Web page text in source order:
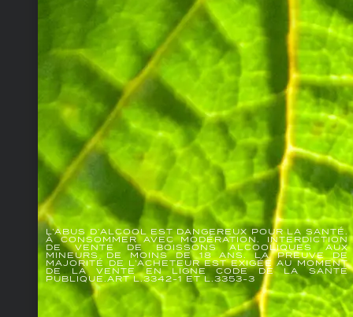
L’ABUS D’ALCOOL EST DANGEREUX POUR LA SANTÉ.
À CONSOMMER AVEC MODÉRATION. INTERDICTION
DE VENTE DE BOISSONS ALCOOLIQUES AUX
MINEURS DE MOINS DE 18 ANS. LA PREUVE DE
MAJORITÉ DE L’ACHETEUR EST EXIGÉE AU MOMENT
DE LA VENTE EN LIGNE CODE DE LA SANTÉ
PUBLIQUE.ART L.3342-1 ET L.3353-3